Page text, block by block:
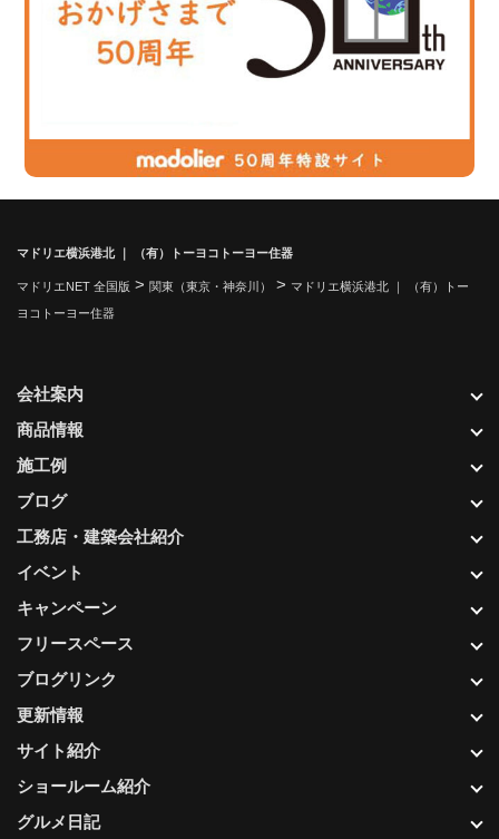
マドリエ横浜港北 ｜ （有）トーヨコトーヨー住器
マドリエNET 全国版 > 関東（東京・神奈川） > マドリエ横浜港北 ｜ （有）トー
ヨコトーヨー住器
更新情報
サイト紹介
ショールーム紹介
グルメ日記
会社案内
商品情報
施工例
ブログ
工務店・建築会社紹介
イベント
キャンペーン
フリースペース
ブログリンク